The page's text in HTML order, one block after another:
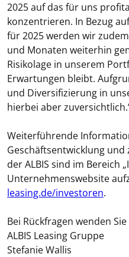
2025 auf das für uns
konzentrieren. In Bezug
für 2025 werden wir
und Monaten weiterhin
Risikolage in unserem
Erwartungen bleibt.
und Diversifizierung in
hierbei aber
Weiterführende
Geschäftsentwicklung
der ALBIS sind im Bereich
Unternehmenswebsite
leasing.de/investoren.
Bei Rückfragen wenden
ALBIS Leasing Gruppe
Stefanie Wallis